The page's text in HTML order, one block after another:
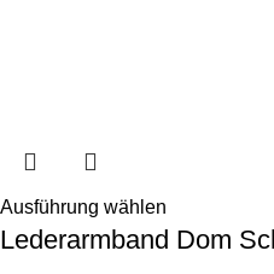
Ausführung wählen
Lederarmband Dom